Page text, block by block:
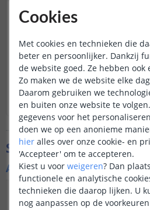
Voordeelset 3 stuks
Highlight | Warm wit
OP VOORRAAD 89,85 67,
IN WINKELWAGEN
Specificaties
Algemene kenmerken
Type
buitenverlichting
Spot
Cookies
Met cookies en technieken die
beter en persoonlijker. Dankzij
de website goed. Ze hebben
Zo maken we de website elke
Daarom gebruiken we
en buiten onze website te
gegevens voor het
doen we op een anonieme
hier alles over onze cookie- en
'Accepteer' om te accepteren.
Kiest u voor weigeren? Dan
functionele en analytische
technieken die daarop lijken. U
nog aanpassen op de